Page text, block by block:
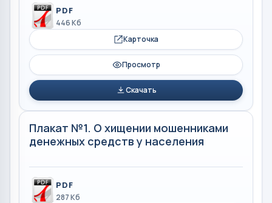
PDF
446 Кб
Карточка
Просмотр
Скачать
Плакат №1. О хищении мошенниками
денежных средств у населения
PDF
287 Кб